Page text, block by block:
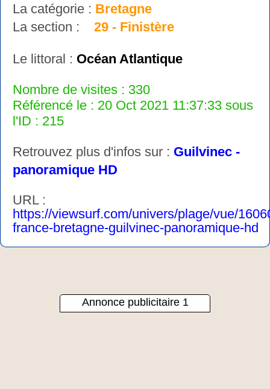
La catégorie : Bretagne
La section : 29 - Finistère
Le littoral : Océan Atlantique
Nombre de visites : 330
Référencé le : 20 Oct 2021 11:37:33 sous
l'ID : 215
Retrouvez plus d'infos sur : Guilvinec -
panoramique HD
URL :
https://viewsurf.com/univers/plage/vue/
france-bretagne-guilvinec-panoramique-hd
Annonce publicitaire 1